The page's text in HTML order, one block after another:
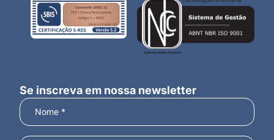
Se inscreva em nossa newsletter